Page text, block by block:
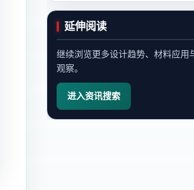
延伸阅读
继续浏览更多设计趋势、材料应用
观察。
进入资讯搜索